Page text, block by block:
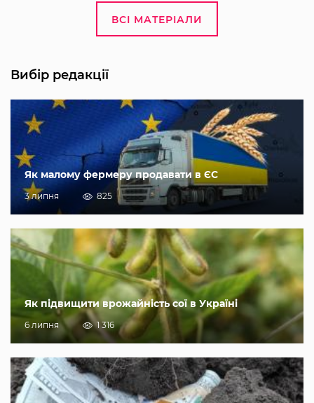
ВСІ МАТЕРІАЛИ
Вибір редакції
Як малому фермеру продавати в ЄС
3 липня 825
Як підвищити врожайність сої в Україні
6 липня 1 316